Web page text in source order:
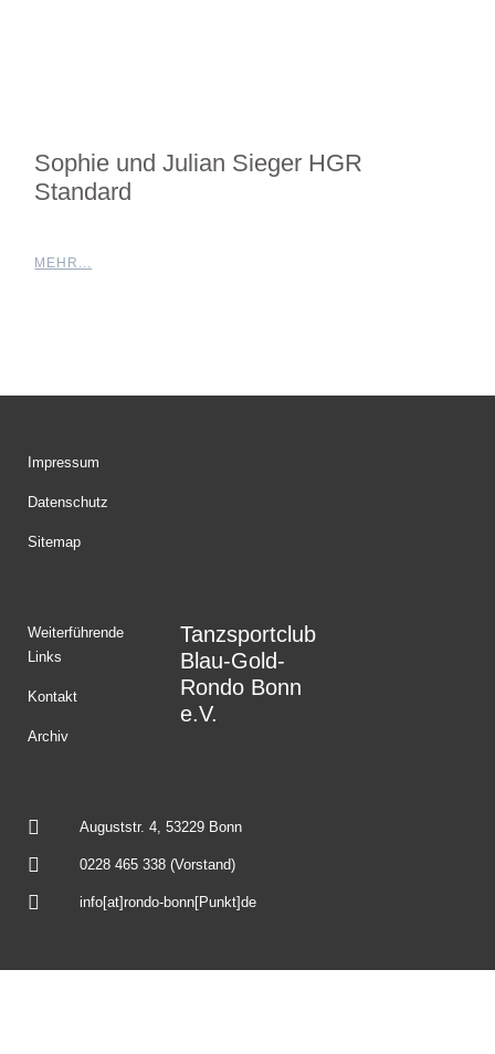
Sophie und Julian Sieger HGR
Standard
MEHR...
Impressum
Datenschutz
Sitemap
Weiterführende
Links
Kontakt
Archiv
Tanzsportclub
Blau-Gold-
Rondo Bonn
e.V.
Auguststr. 4, 53229 Bonn
0228 465 338 (Vorstand)
info[at]rondo-bonn[Punkt]de